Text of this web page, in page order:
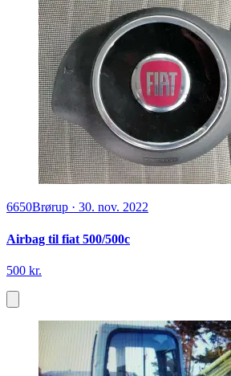
6650Brørup · 30. nov. 2022
Airbag til fiat 500/500c
500 kr.